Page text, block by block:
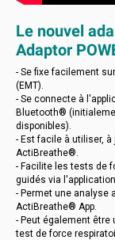
Le nouvel
Adaptor
- Se fixe facilement
(EMT).
- Se connecte à
Bluetooth®
disponibles).
- Est facile à utiliser,
ActiBreathe®.
- Facilite les tests de
guidés via
- Permet une analyse
ActiBreathe® App.
- Peut également être
test de force